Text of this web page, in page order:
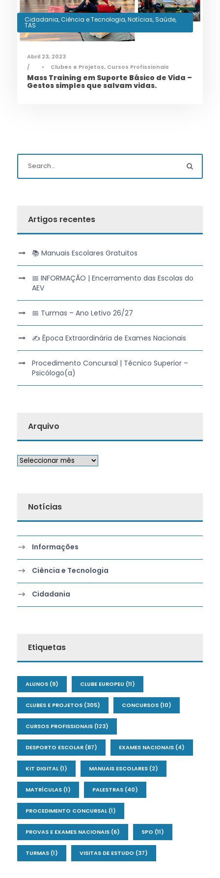
Cidadania,Ciência e Tecnologia,Notícias,Saúde,
TAS
Abril 23, 2023
•
Clubes e Projetos, Cursos Profissionais
Mass Training em Suporte Básico de Vida –
Gestos simples que salvam vidas.
Artigos recentes
📚 Manuais Escolares Gratuitos
📅 INFORMAÇÃO | Encerramento das Escolas do
AEV
📅 Turmas – Ano Letivo 26/27
✍️ Época Extraordinária de Exames Nacionais
Procedimento Concursal | Técnico Superior –
Psicólogo(a)
Arquivo
Notícias
Informações
Ciência e Tecnologia
Cidadania
Etiquetas
ALUNOS (9) CLUBE EUROPEU (11)
CLUBES E PROJETOS (305) CONCURSOS (10)
CURSOS PROFISSIONAIS (123)
DESPORTO ESCOLAR (87) EXAMES NACIONAIS (4)
KIT DIGITAL(1) MANUAIS ESCOLARES (2)
MATRÍCULAS (1) PALESTRAS (40)
PROCEDIMENTO CONCURSAL(1)
PROVAS E EXAMES NACIONAIS (6) SPO (11)
TURMAS (1) VISITAS DE ESTUDO (37)